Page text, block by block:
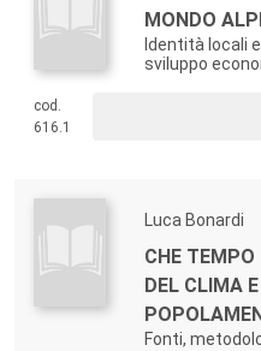
MONDO
Identità locali
sviluppo
cod.
616.1
Luca Bonardi
CHE TEMPO
DEL CLIMA
Fonti,